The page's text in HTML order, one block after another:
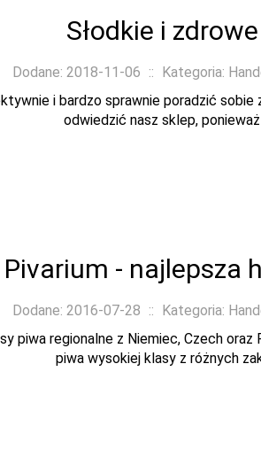
Słodkie i
Dodane: 2018-11-06 ::
Kategoria:
i bardzo sprawnie poradzić
odwiedzić nasz sklep, ponieważ
Pivarium - najlepsza
Dodane: 2016-07-28 :: Kategoria:
piwa regionalne z Niemiec, Czech
piwa wysokiej klasy z różnych